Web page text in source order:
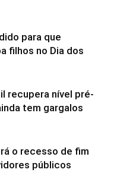
para que
filhos no Dia dos
recupera nível pré-
tem gargalos
o recesso de fim
públicos